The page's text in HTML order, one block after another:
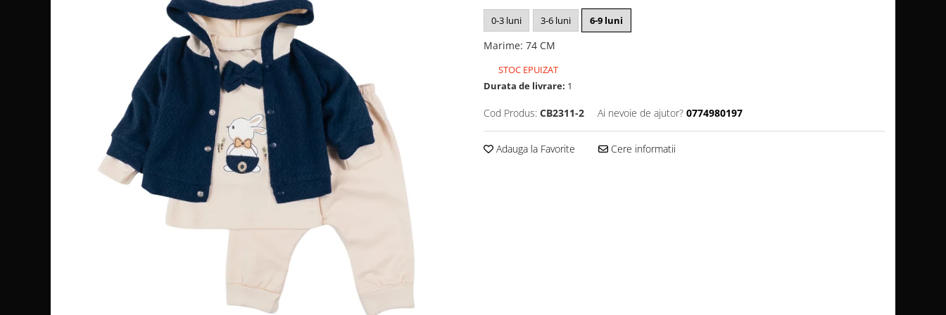
0-3 luni 3-6 luni 6-9 luni
Marime: 74 CM
STOC EPUIZAT
Durata de livrare: 1
Cod Produs: CB2311-2 Ai nevoie de ajutor? 0774980197
Adauga la Favorite Cere informatii